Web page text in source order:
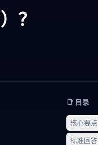
？
📑 目录
核心要点
标准回答